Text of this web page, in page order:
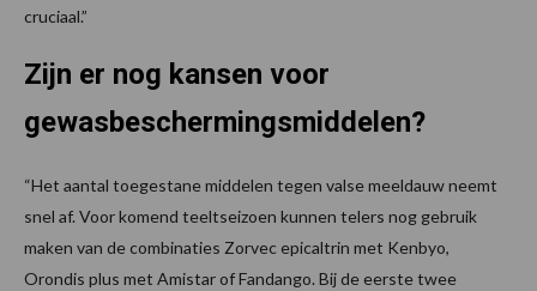
cruciaal.”
Zijn er nog kansen voor
gewasbeschermingsmiddelen?
“Het aantal toegestane middelen tegen valse meeldauw neemt
snel af. Voor komend teeltseizoen kunnen telers nog gebruik
maken van de combinaties Zorvec epicaltrin met Kenbyo,
Orondis plus met Amistar of Fandango. Bij de eerste twee